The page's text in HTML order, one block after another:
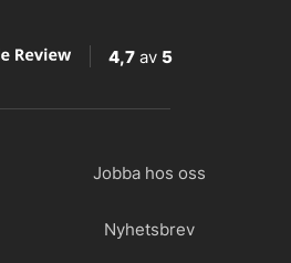
4,7 av 5
Jobba hos oss
Nyhetsbrev